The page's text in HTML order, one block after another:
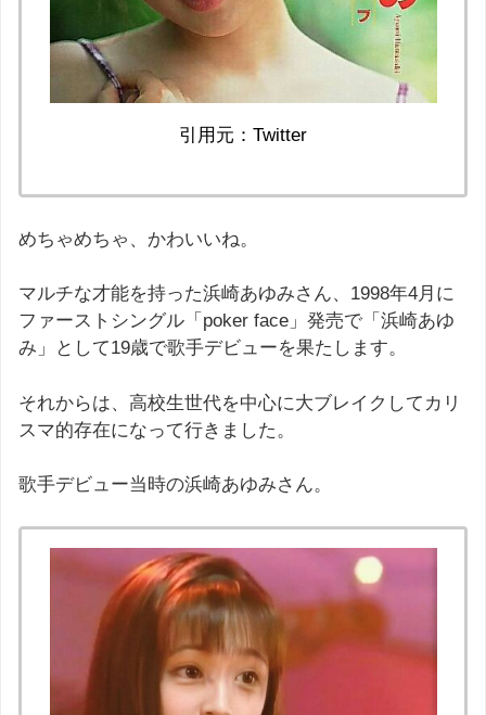
引用元：Twitter
めちゃめちゃ、かわいいね。
マルチな才能を持った浜崎あゆみさん、1998年4月に
ファーストシングル「poker face」発売で「浜崎あゆ
み」として19歳で歌手デビューを果たします。
それからは、高校生世代を中心に大ブレイクしてカリ
スマ的存在になって行きました。
歌手デビュー当時の浜崎あゆみさん。